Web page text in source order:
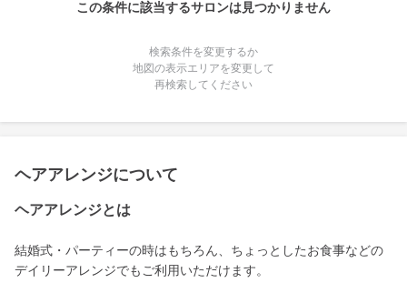
この条件に該当するサロンは見つかりません
検索条件を変更するか
地図の表示エリアを変更して
再検索してください
ヘアアレンジについて
ヘアアレンジとは
結婚式・パーティーの時はもちろん、ちょっとしたお食事などの
デイリーアレンジでもご利用いただけます。